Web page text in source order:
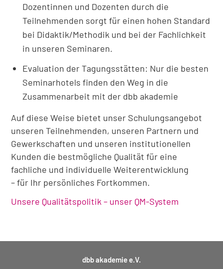
Dozentinnen und Dozenten durch die
Teilnehmenden sorgt für einen hohen Standard
bei Didaktik/Methodik und bei der Fachlichkeit
in unseren Seminaren.
Evaluation der Tagungsstätten: Nur die besten
Seminarhotels finden den Weg in die
Zusammenarbeit mit der dbb akademie
Auf diese Weise bietet unser Schulungsangebot
unseren Teilnehmenden, unseren Partnern und
Gewerkschaften und unseren institutionellen
Kunden die bestmögliche Qualität für eine
fachliche und individuelle Weiterentwicklung
– für Ihr persönliches Fortkommen.
Unsere Qualitätspolitik – unser QM-System
dbb akademie e.V.